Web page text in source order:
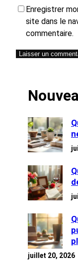
Enregistrer
site dans le
commentaire.
juillet 20, 2026